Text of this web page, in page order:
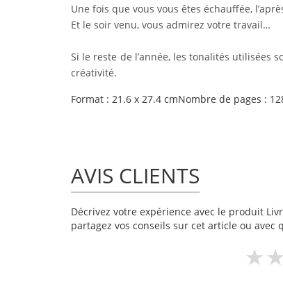
Une fois que vous vous êtes échauffée,
Et le soir venu, vous admirez votre travail…
Si le reste de l’année, les tonalités utilisées
créativité.
Format : 21.6 x 27.4 cmNombre de pages :
AVIS CLIENTS
Décrivez votre expérience avec le produit
partagez vos conseils sur cet article ou avec